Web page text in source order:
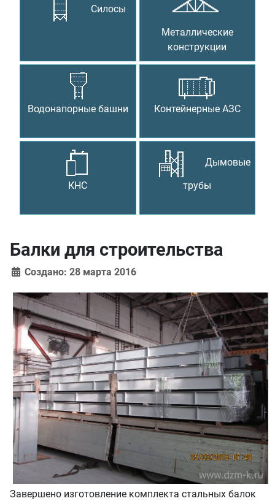
Силосы
Металлические
конструкции
Водонапорные башни Контейнерные АЗС
КНС
Дымовые
трубы
Балки для строительства
Создано: 28 марта 2016
Завершено изготовление комплекта стальных балок